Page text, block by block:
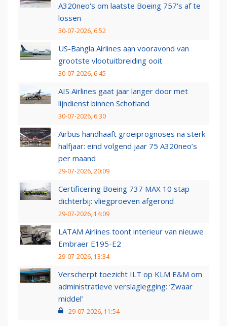
A320neo's om laatste Boeing 757's af te
lossen
30-07-2026, 6:52
US-Bangla Airlines aan vooravond van
grootste vlootuitbreiding ooit
30-07-2026, 6:45
AIS Airlines gaat jaar langer door met
lijndienst binnen Schotland
30-07-2026, 6:30
Airbus handhaaft groeiprognoses na sterk
halfjaar: eind volgend jaar 75 A320neo’s
per maand
29-07-2026, 20:09
Certificering Boeing 737 MAX 10 stap
dichterbij: vliegproeven afgerond
29-07-2026, 14:09
LATAM Airlines toont interieur van nieuwe
Embraer E195-E2
29-07-2026, 13:34
Verscherpt toezicht ILT op KLM E&M om
administratieve verslaglegging: ‘Zwaar
middel’
29-07-2026, 11:54